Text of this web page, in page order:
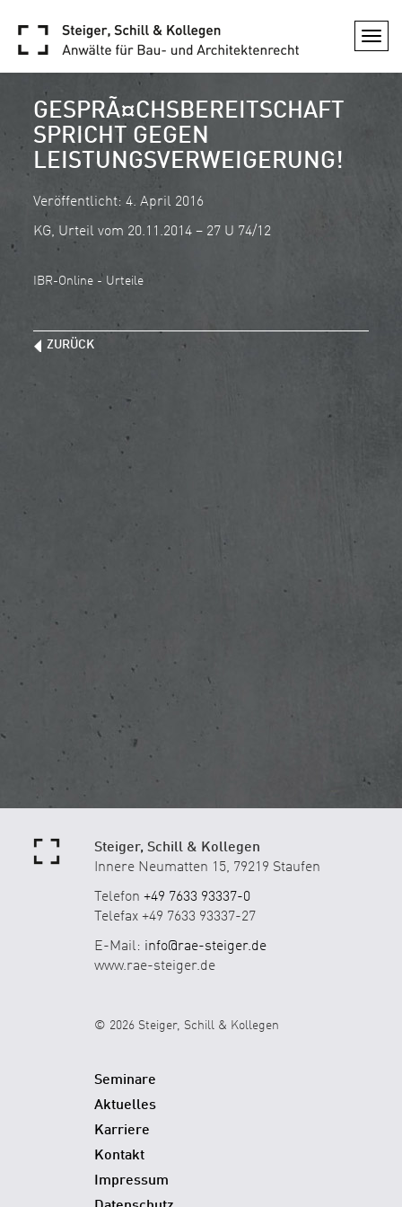
GESPRÃ¤CHSBEREITSCHAFT
SPRICHT GEGEN
LEISTUNGSVERWEIGERUNG!
Veröffentlicht: 4. April 2016
KG, Urteil vom 20.11.2014 – 27 U 74/12
IBR-Online - Urteile
ZURÜCK
Steiger, Schill & Kollegen
Innere Neumatten 15, 79219 Staufen
Telefon +49 7633 93337-0
Telefax +49 7633 93337-27
E-Mail: info@rae-steiger.de
www.rae-steiger.de
© 2026 Steiger, Schill & Kollegen
Seminare
Aktuelles
Karriere
Kontakt
Impressum